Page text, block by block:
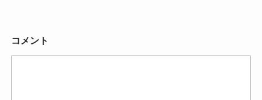
コメント